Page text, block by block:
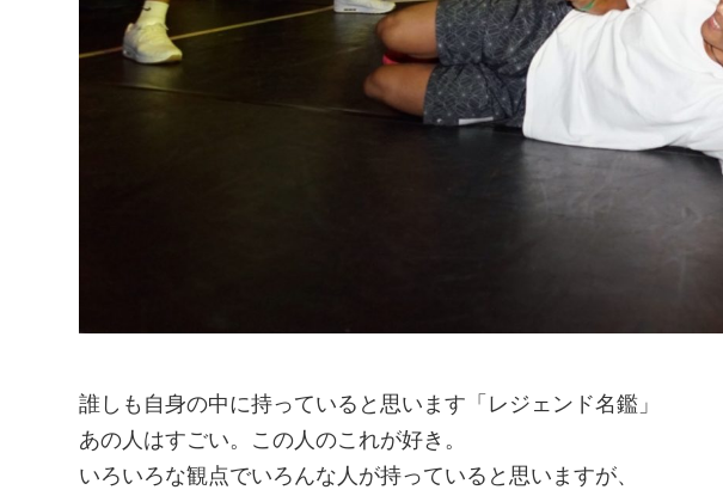
誰しも自身の中に持っていると思います「レジェンド名鑑」
あの人はすごい。この人のこれが好き。
いろいろな観点でいろんな人が持っていると思いますが、